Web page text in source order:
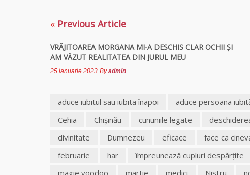
« Previous Article
VRĂJITOAREA MORGANA MI-A DESCHIS CLAR OCHII ȘI
AM VĂZUT REALITATEA DIN JURUL MEU
25 ianuarie 2023 Byadmin
aduce iubitul sau iubita înapoi aduce persoana
Cehia
Chișinău cununiile legate
divinitate
Dumnezeu eficace face ca
februarie
har împreunează cupluri despărţite